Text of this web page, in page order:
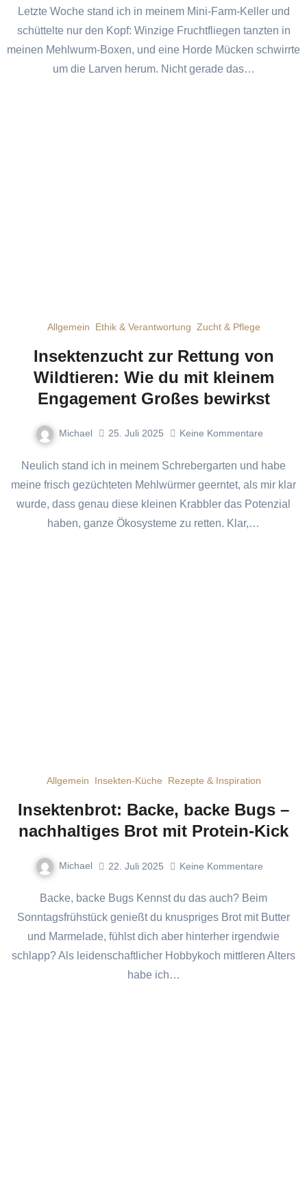
Letzte Woche stand ich in meinem Mini‐Farm‐Keller und
schüttelte nur den Kopf: Winzige Fruchtfliegen tanzten in
meinen Mehlwurm‐Boxen, und eine Horde Mücken schwirrte
um die Larven herum. Nicht gerade das…
Allgemein Ethik & Verantwortung Zucht & Pflege
Insektenzucht zur Rettung von
Wildtieren: Wie du mit kleinem
Engagement Großes bewirkst
Michael 25. Juli 2025 Keine Kommentare
Neulich stand ich in meinem Schrebergarten und habe
meine frisch gezüchteten Mehlwürmer geerntet, als mir klar
wurde, dass genau diese kleinen Krabbler das Potenzial
haben, ganze Ökosysteme zu retten. Klar,…
Allgemein Insekten-Küche Rezepte & Inspiration
Insektenbrot: Backe, backe Bugs –
nachhaltiges Brot mit Protein-Kick
Michael 22. Juli 2025 Keine Kommentare
Backe, backe Bugs Kennst du das auch? Beim
Sonntagsfrühstück genießt du knuspriges Brot mit Butter
und Marmelade, fühlst dich aber hinterher irgendwie
schlapp? Als leidenschaftlicher Hobbykoch mittleren Alters
habe ich…